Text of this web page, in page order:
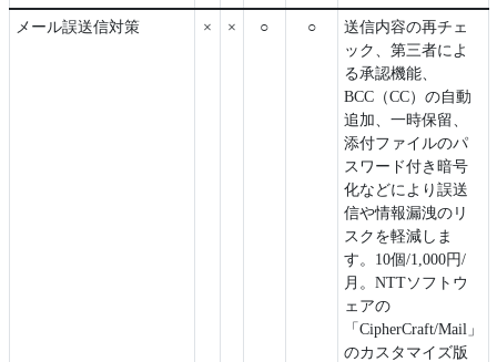
メール誤送信対策 × × ○ ○
送信内容の再チェ
ック、第三者によ
る承認機能、
BCC（CC）の自動
追加、一時保留、
添付ファイルのパ
スワード付き暗号
化などにより誤送
信や情報漏洩のリ
スクを軽減しま
す。10個/1,000円/
月。NTTソフトウ
ェアの
「CipherCraft/Mail」
のカスタマイズ版